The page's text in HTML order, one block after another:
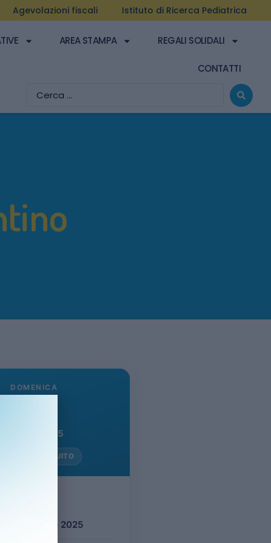
Agevolazioni fiscali Istituto di Ricerca Pediatrica
AREA STAMPA REGALI SOLIDALI
CONTATTI
DOMENICA
Giugno 2025
GRATUITO
8 Giugno 2025